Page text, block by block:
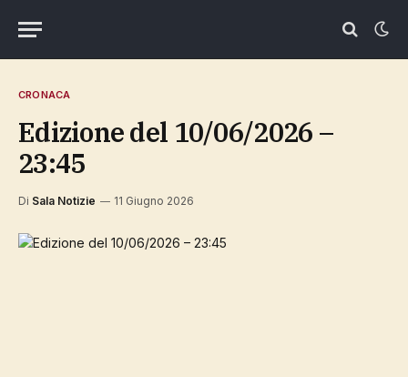
CRONACA
Edizione del 10/06/2026 –
23:45
Di Sala Notizie 11 Giugno 2026